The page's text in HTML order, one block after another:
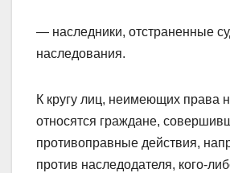
— наследники, отстраненные
наследования.
К кругу лиц, неимеющих права
относятся граждане,
противоправные действия,
против наследодателя, кого-